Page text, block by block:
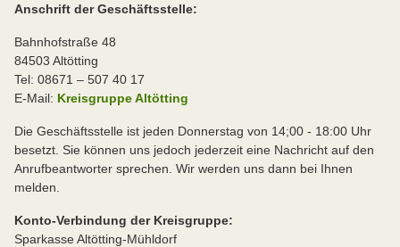
Anschrift der Geschäftsstelle:
Bahnhofstraße 48
84503 Altötting
Tel: 08671 – 507 40 17
E-Mail: Kreisgruppe Altötting
Die Geschäftsstelle ist jeden Donnerstag von 14;00 - 18:00 Uhr
besetzt. Sie können uns jedoch jederzeit eine Nachricht auf den
Anrufbeantworter sprechen. Wir werden uns dann bei Ihnen
melden.
Konto-Verbindung der Kreisgruppe:
Sparkasse Altötting-Mühldorf